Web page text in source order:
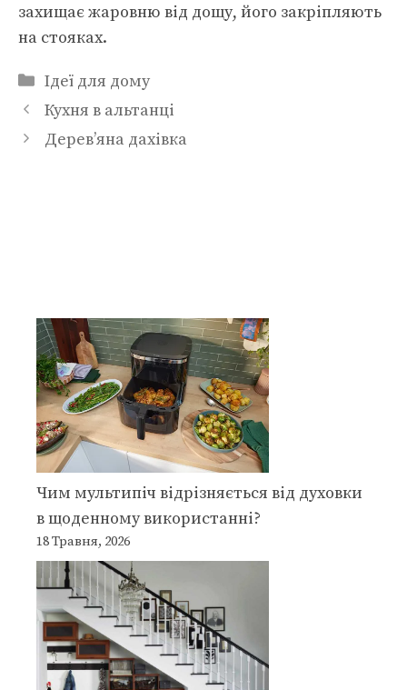
захищає жаровню від дощу, його закріпляють
на стояках.
Категорії
Ідеї для дому
Кухня в альтанці
Дерев’яна дахівка
Чим мультипіч відрізняється від духовки
в щоденному використанні?
18 Травня, 2026